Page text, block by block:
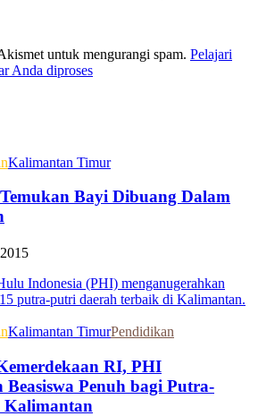
untuk mengurangi spam. Pelajari
Anda diproses
Kalimantan Timur
Bayi Dibuang Dalam
Kalimantan TimurPendidikan
RI, PHI
Penuh bagi Putra-